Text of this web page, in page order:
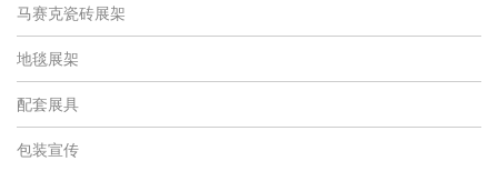
马赛克瓷砖展架
地毯展架
配套展具
包装宣传